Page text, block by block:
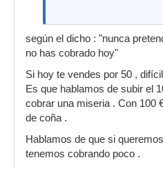
según el dicho : "nunca
no has cobrado hoy"
Si hoy te vendes por 50 ,
Es que hablamos de subir el
cobrar una miseria . Con 100
de coña .
Hablamos de que si
tenemos cobrando poco .